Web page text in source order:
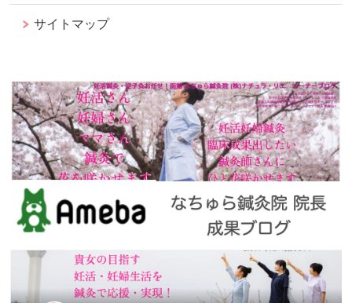
サイトマップ